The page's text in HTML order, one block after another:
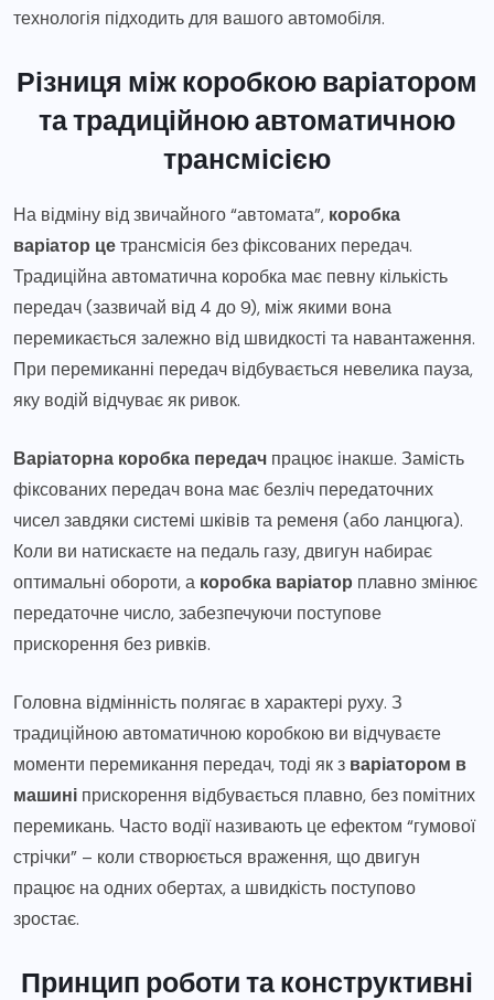
технологія підходить для вашого автомобіля.
Різниця між коробкою варіатором
та традиційною автоматичною
трансмісією
На відміну від звичайного “автомата”, коробка
варіатор цетрансмісія без фіксованих передач.
Традиційна автоматична коробка має певну кількість
передач (зазвичай від 4 до 9), між якими вона
перемикається залежно від швидкості та навантаження.
При перемиканні передач відбувається невелика пауза,
яку водій відчуває як ривок.
Варіаторна коробка передач працює інакше. Замість
фіксованих передач вона має безліч передаточних
чисел завдяки системі шківів та ременя (або ланцюга).
Коли ви натискаєте на педаль газу, двигун набирає
оптимальні обороти, а коробка варіатор плавно змінює
передаточне число, забезпечуючи поступове
прискорення без ривків.
Головна відмінність полягає в характері руху. З
традиційною автоматичною коробкою ви відчуваєте
моменти перемикання передач, тоді як з варіатором в
машині прискорення відбувається плавно, без помітних
перемикань. Часто водії називають це ефектом “гумової
стрічки” – коли створюється враження, що двигун
працює на одних обертах, а швидкість поступово
зростає.
Принцип роботи та конструктивні